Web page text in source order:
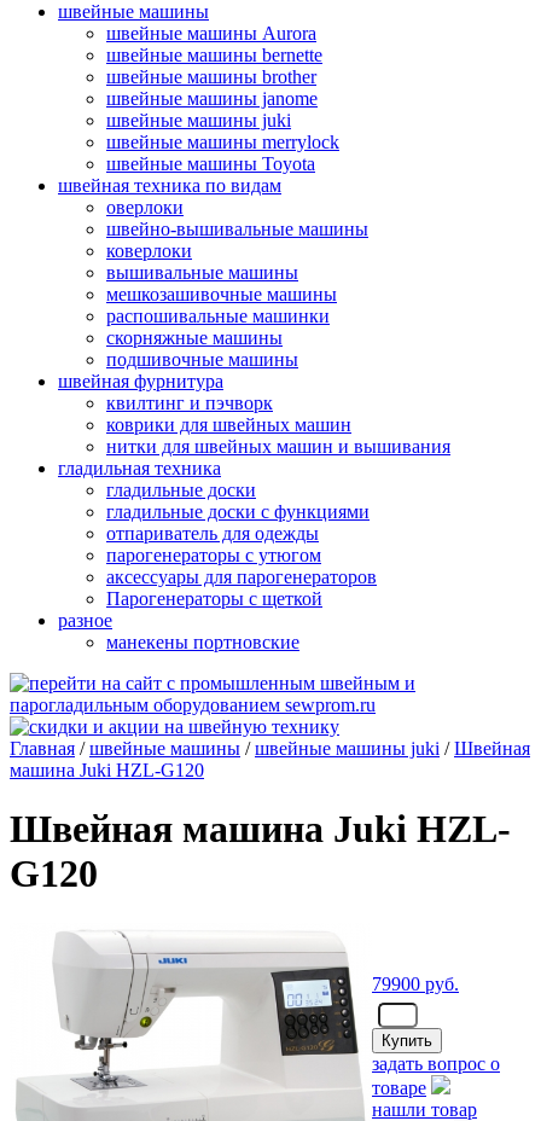
швейные машины
швейные машины Aurora
швейные машины bernette
швейные машины brother
швейные машины janome
швейные машины juki
швейные машины merrylock
швейные машины Toyota
швейная техника по видам
оверлоки
швейно-вышивальные машины
коверлоки
вышивальные машины
мешкозашивочные машины
распошивальные машинки
скорняжные машины
подшивочные машины
швейная фурнитура
квилтинг и пэчворк
коврики для швейных машин
нитки для швейных машин и вышивания
гладильная техника
гладильные доски
гладильные доски с функциями
отпариватель для одежды
парогенераторы с утюгом
аксессуары для парогенераторов
Парогенераторы с щеткой
разное
манекены портновские
Главная /швейные машины /швейные машины juki /Швейная
машина Juki HZL-G120
Швейная машина Juki HZL-
G120
79900 руб.
задать вопрос о
товаре
нашли товар